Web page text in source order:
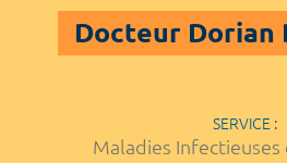
Docteur Dorian
SERVICE :
Maladies Infectieuses